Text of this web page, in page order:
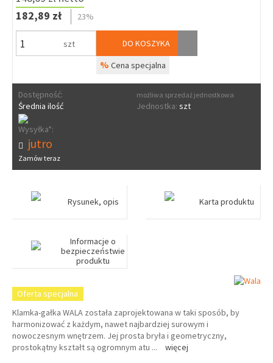
182,89 zł
23%
szt DO KOSZYKA
% Cena specjalna
Dostępność:
Średnia ilość
możliwa sprzedaż jednostkowa
Jednostka: szt
Wysyłka*:
jutro
Zamów teraz
Rysunek, opis Karta produktu
Informacje o
bezpieczeństwie
produktu
Oferta specjalna
Klamka-gałka WALA została zaprojektowana w taki sposób, by
harmonizować z każdym, nawet najbardziej surowym i
nowoczesnym wnętrzem. Jej prosta bryła i geometryczny,
prostokątny kształt są ogromnym atu ... więcej